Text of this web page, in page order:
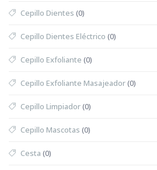
Cepillo Dientes (0)
Cepillo Dientes Eléctrico (0)
Cepillo Exfoliante (0)
Cepillo Exfoliante Masajeador(0)
Cepillo Limpiador(0)
Cepillo Mascotas (0)
Cesta (0)